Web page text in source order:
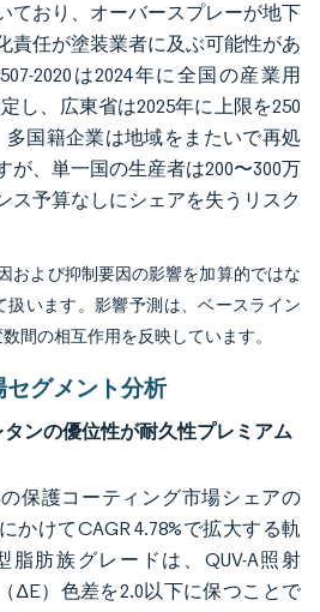
ており、オーバースプレーが地下
責任が塗装業者に及ぶ可能性があ
2020は2024年に全国の産業用
し、広東省は2025年に上限を250
国籍企業は地域をまたいで再処
が、単一国の生産者は200〜300万
ス予算なしにシェアを失うリスク
および抑制要因の影響を加算的ではな
扱います。影響予測は、ベースライン
間の相互作用を反映しています。
グメント分析
ンの優位性が耐久性プレミアム
保護コーティング市場シェアの
かけてCAGR 4.78%で拡大する軌
脂肪族グレードは、QUV-A照射
ΔE）色差を2.0以下に保つことで